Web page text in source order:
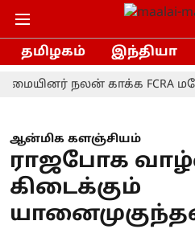
தமிழகம் இந்தியா
நலன் காக்க FCRA
ஆன்மிக களஞ்சியம்
ராஜபோக
கிடைக்கும்